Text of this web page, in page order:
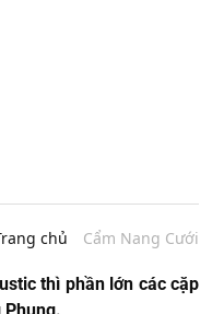
chủ Cẩm Nang Cưới
thì phần lớn các cặp